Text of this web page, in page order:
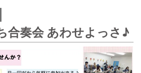
合奏会 あわせよっさ♪